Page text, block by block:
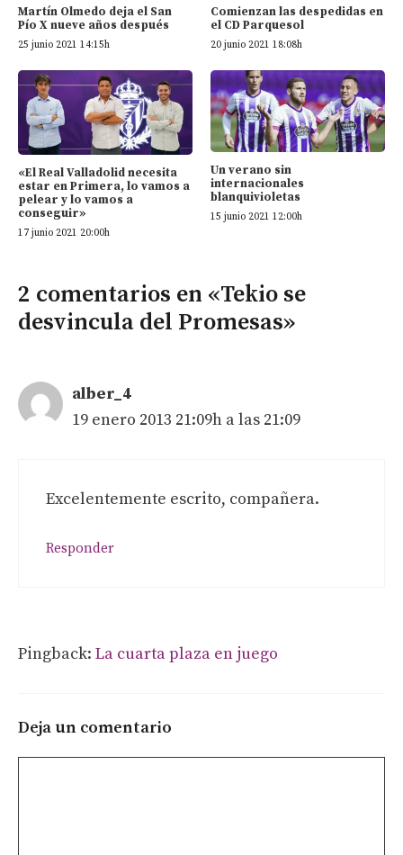
Martín Olmedo deja el San
Pío X nueve años después
25 junio 2021 14:15h
Comienzan las despedidas en
el CD Parquesol
20 junio 2021 18:08h
«El Real Valladolid necesita
estar en Primera, lo vamos a
pelear y lo vamos a
conseguir»
17 junio 2021 20:00h
Un verano sin
internacionales
blanquivioletas
15 junio 2021 12:00h
2 comentarios en «Tekio se
desvincula del Promesas»
alber_4
19 enero 2013 21:09h a las 21:09
Excelentemente escrito, compañera.
Responder
Pingback: La cuarta plaza en juego
Deja un comentario